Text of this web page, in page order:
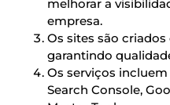
melhorar a
empresa.
Os sites são
garantindo
Os serviços
Search Console,